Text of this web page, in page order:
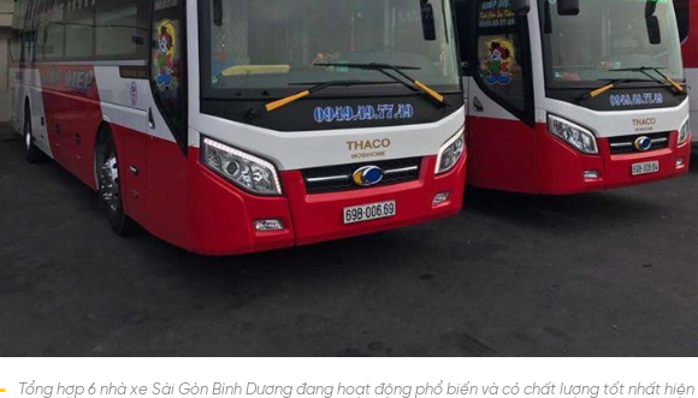
Tổng hợp 6 nhà xe Sài Gòn Bình Dương đang hoạt động phổ biến và có chất lượng tốt nhất hiện